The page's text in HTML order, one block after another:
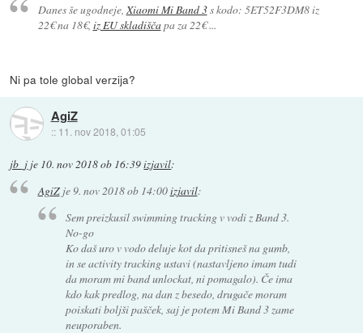
Danes še ugodneje, Xiaomi Mi Band 3s kodo: 5ET52F3DM8 iz
22€ na 18€, iz EU skladiščapa za 22€ ...
Ni pa tole global verzija?
AgiZ
:: 11. nov 2018, 01:05
jb_j je 10. nov 2018 ob 16:39izjavil:
AgiZje9. nov 2018 ob 14:00izjavil:
Sem preizkusil swimming tracking v vodi z Band 3.
No-go
Ko daš uro v vodo deluje kot da pritisneš na gumb,
in se activity tracking ustavi (nastavljeno imam tudi
da moram mi band unlockat, ni pomagalo). Če ima
kdo kak predlog, na dan z besedo, drugače moram
poiskati boljši pašček, saj je potem Mi Band 3 zame
neuporaben.